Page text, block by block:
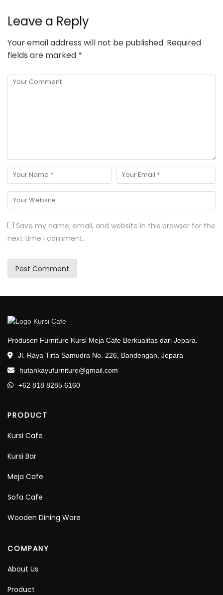
Leave a Reply
Your email address will not be published. Required
fields are marked *
Save my name, email, and website in this browser for the
next time I comment.
Produsen Furniture Kursi Meja Cafe Berkualitas dari Jepara.
Jl. Raya Tirta Samudra No. 226, Bandengan, Jepara
hutankayufurniture@gmail.com
+62 818 8285 6160
PRODUCT
Kursi Cafe
Kursi Bar
Meja Cafe
Sofa Cafe
Wooden Dining Ware
COMPANY
About Us
Product